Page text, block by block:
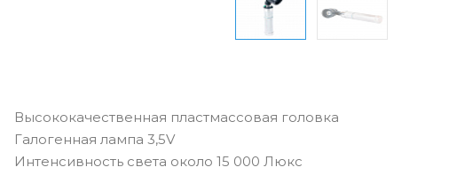
Высококачественная пластмассовая головка
Галогенная лампа 3,5V
Интенсивность света около 15 000 Люкс